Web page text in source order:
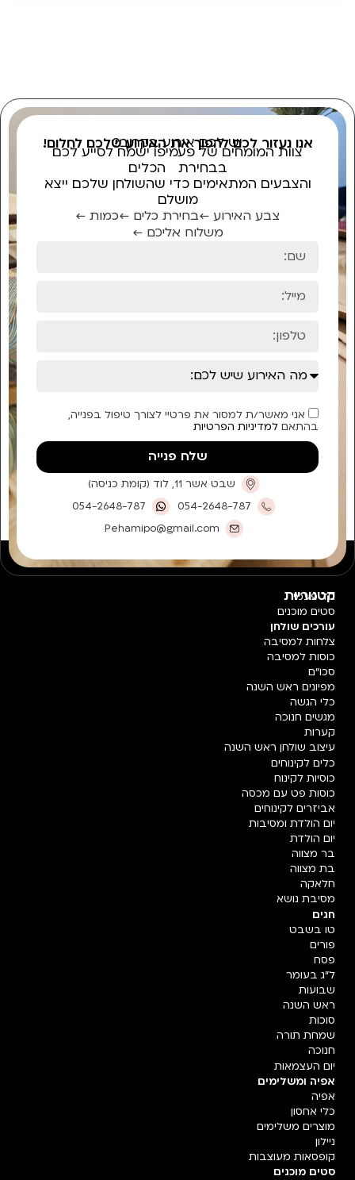
יש לכם אירוע בקרוב?
אנו נעזור לכם להפוך את האירוע שלכם לחלום!
צוות המומחים של פעמיפו ישמח לסייע לכם
בבחירת הכלים
והצבעים המתאימים כדי שהשולחן שלכם ייצא
מושלם
צבע האירוע ←בחירת כלים ←כמות ←
משלוח אליכם ←
אני מאשר/ת למסור את פרטיי לצורך טיפול בפנייה,
בהתאם למדיניות הפרטיות
שלח פנייה
שבט אשר 11, לוד (קומת כניסה)
054-2648-787
054-2648-787
Pehamipo@gmail.com
קטגוריות
חד פעמי
סטים מוכנים
עורכים שולחן
צלחות למסיבה
כוסות למסיבה
סכו"ם
מפיונים ראש השנה
כלי הגשה
מגשים חנוכה
קערות
עיצוב שולחן ראש השנה
כלים לקינוחים
כוסיות לקינוח
כוסות פט עם מכסה
אביזרים לקינוחים
יום הולדת ומסיבות
יום הולדת
בר מצווה
בת מצווה
חלאקה
מסיבת נושא
חגים
טו בשבט
פורים
פסח
ל"ג בעומר
שבועות
ראש השנה
סוכות
שמחת תורה
חנוכה
יום העצמאות
אפיה ומשלימים
אפיה
כלי אחסון
מוצרים משלימים
ניילון
קופסאות מעוצבות
סטים מוכנים